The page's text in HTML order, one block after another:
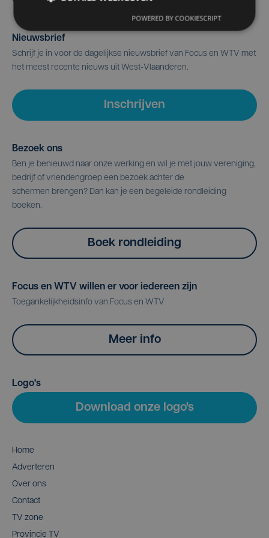
Nieuwsbrief
Schrijf je in voor de dagelijkse nieuwsbrief van Focus en WTV met
het meest recente nieuws uit West-Vlaanderen.
Inschrijven
Bezoek ons
Ben je benieuwd naar onze werking en wil je met jouw vereniging,
bedrijf of vriendengroep een bezoek achter de
schermen brengen? Dan kan je een begeleide rondleiding
boeken.
Boek rondleiding
Focus en WTV willen er voor iedereen zijn
Toegankelijkheidsinfo van Focus en WTV
Meer info
Logo's
Download onze logo's
Home
Adverteren
Over ons
Contact
TV zone
Provincie TV
POWERED BY COOKIESCRIPT